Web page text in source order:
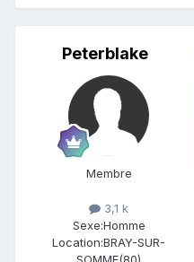
Peterblake
Membre
3,1 k
Sexe:Homme
Location:BRAY-SUR-